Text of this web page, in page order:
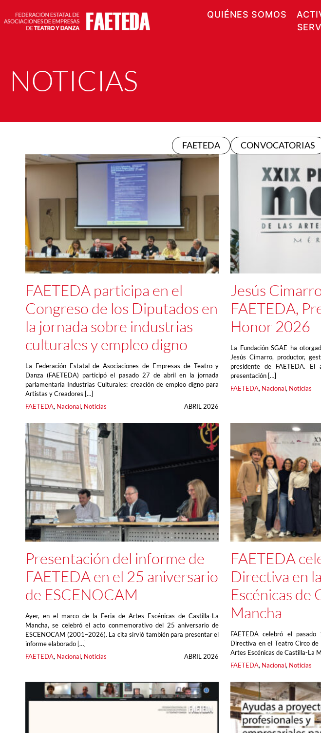
QUIÉNES SOMOS
NOTICIAS
FAETEDA CONVOCATORIAS
FAETEDA participa en el
Congreso de los Diputados en
la jornada sobre industrias
culturales y empleo digno
La Federación Estatal de Asociaciones de Empresas de Teatro y
Danza (FAETEDA) participó el pasado 27 de abril en la jornada
parlamentaria Industrias Culturales: creación de empleo digno para
Artistas y Creadores […]
FAETEDA, Nacional, Noticias ABRIL 2026
Jesús
FAETEDA,
Honor 2026
La Fundación SGAE ha
Jesús Cimarro, productor,
presidente de FAETEDA.
presentación […]
FAETEDA, Nacional, Noticias
Presentación del informe de
FAETEDA en el 25 aniversario
de ESCENOCAM
Ayer, en el marco de la Feria de Artes Escénicas de Castilla-La
Mancha, se celebró el acto conmemorativo del 25 aniversario de
ESCENOCAM (2001–2026). La cita sirvió también para presentar el
informe elaborado […]
FAETEDA, Nacional, Noticias ABRIL 2026
FAETEDA
Directiva en
Escénicas de
Mancha
FAETEDA celebró el
Directiva en el Teatro Circo
Artes Escénicas de Castilla-La
FAETEDA, Nacional, Noticias